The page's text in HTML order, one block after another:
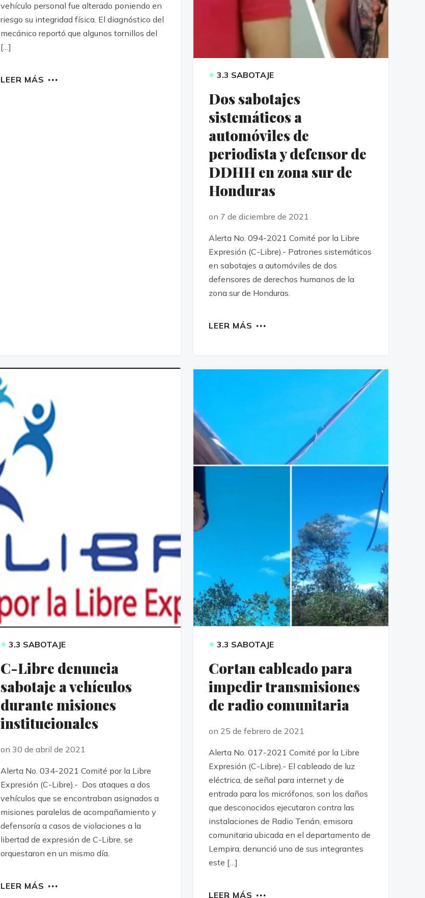
vehículo personal fue alterado poniendo en
riesgo su integridad física. El diagnóstico del
mecánico reportó que algunos tornillos del
[…]
LEER MÁS • 3.3 SABOTAJE
Dos sabotajes
sistemáticos a
automóviles de
periodista y defensor de
DDHH en zona sur de
Honduras
on 7 de diciembre de 2021
Alerta No. 094-2021 Comité por la Libre
Expresión (C-Libre).- Patrones sistemáticos
en sabotajes a automóviles de dos
defensores de derechos humanos de la
zona sur de Honduras.
LEER MÁS
• 3.3 SABOTAJE
C-Libre denuncia
sabotaje a vehículos
durante misiones
institucionales
on 30 de abril de 2021
Alerta No. 034-2021 Comité por la Libre
Expresión (C-Libre).- Dos ataques a dos
vehículos que se encontraban asignados a
misiones paralelas de acompañamiento y
defensoría a casos de violaciones a la
libertad de expresión de C-Libre, se
orquestaron en un mismo día.
LEER MÁS
• 3.3 SABOTAJE
Cortan cableado para
impedir transmisiones
de radio comunitaria
on 25 de febrero de 2021
Alerta No. 017-2021 Comité por la Libre
Expresión (C-Libre).- El cableado de luz
eléctrica, de señal para internet y de
entrada para los micrófonos, son los daños
que desconocidos ejecutaron contra las
instalaciones de Radio Tenán, emisora
comunitaria ubicada en el departamento de
Lempira, denunció uno de sus integrantes
este […]
LEER MÁS